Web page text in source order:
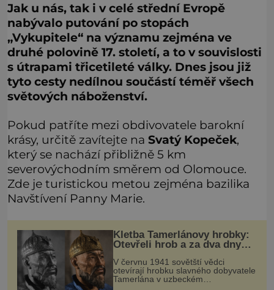
Jak u nás, tak i v celé střední Evropě
nabývalo putování po stopách
„Vykupitele“ na významu zejména ve
druhé polovině 17. století, a to v souvislosti
s útrapami třicetileté války. Dnes jsou již
tyto cesty nedílnou součástí téměř všech
světových náboženství.
Pokud patříte mezi obdivovatele barokní
krásy, určitě zavítejte na Svatý Kopeček,
který se nachází přibližně 5 km
severovýchodním směrem od Olomouce.
Zde je turistickou metou zejména bazilika
Navštívení Panny Marie.
Kletba Tamerlánovy hrobky:
Otevřeli hrob a za dva dny
Náhoda, nebo varování?
V červnu 1941 sovětští vědci
otevírají hrobku slavného dobyvatele
Tamerlána v uzbeckém